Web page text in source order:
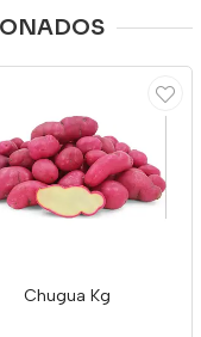
Chugua Kg